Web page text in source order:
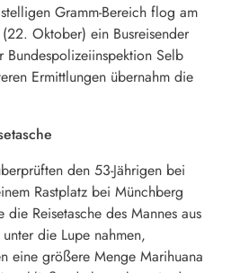
Gramm-Bereich flog am
Oktober) ein Busreisender
Bundespolizeiinspektion Selb
Ermittlungen übernahm die
den 53-Jährigen bei
Rastplatz bei Münchberg
Reisetasche des Mannes aus
die Lupe nahmen,
eine größere Menge Marihuana